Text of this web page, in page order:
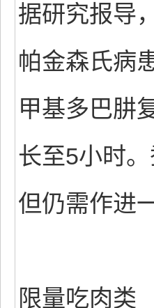
据研究报导
帕金森氏病
甲基多巴肼
长至5小时
但仍需作进
限量吃肉类